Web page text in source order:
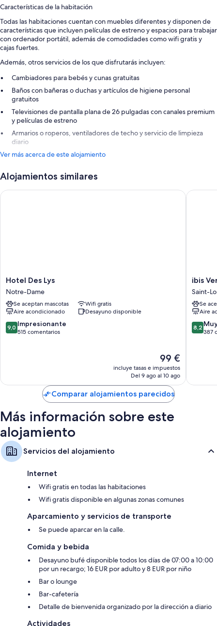
Características de la habitación
Todas las habitaciones cuentan con muebles diferentes y disponen de
características que incluyen películas de estreno y espacios para trabajar
con ordenador portátil, además de comodidades como wifi gratis y
cajas fuertes.
Además, otros servicios de los que disfrutarás incluyen:
Cambiadores para bebés y cunas gratuitas
Baños con bañeras o duchas y artículos de higiene personal
gratuitos
Televisiones de pantalla plana de 26 pulgadas con canales premium
y películas de estreno
Armarios o roperos, ventiladores de techo y servicio de limpieza
diario
Ver más acerca de este alojamiento
Alojamientos similares
Hotel
Des
Lys
Notre-
Dame
Hotel Des Lys
Notre-Dame
Se aceptan mascotas
Wifi gratis
Aire acondicionado
Desayuno disponible
9.0
sobre
9,0 Impresionante
515 comentarios
El
precio
actual
de
99 €
99 €
incluye tasas e impuestos
Del 9 ago al 10 ago
Hotel Des Lys
ibis
Château
Saint-
Louis
ibis
Saint-
Se
Aire
8.2
sobre
8,2
387
ibis
Comparar alojamientos parecidos
Más información sobre este
alojamiento
Servicios del alojamiento
Internet
Wifi gratis en todas las habitaciones
Wifi gratis disponible en algunas zonas comunes
Aparcamiento y servicios de transporte
Se puede aparcar en la calle.
Comida y bebida
Desayuno bufé disponible todos los días de 07:00 a 10:00
por un recargo; 16 EUR por adulto y 8 EUR por niño
Bar o lounge
Bar-cafetería
Detalle de bienvenida organizado por la dirección a diario
Actividades